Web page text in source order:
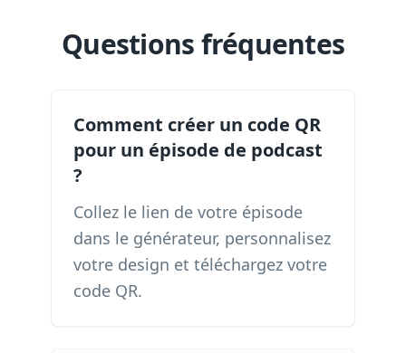
Questions fréquentes
Comment créer un code QR
pour un épisode de podcast
?
Collez le lien de votre épisode
dans le générateur, personnalisez
votre design et téléchargez votre
code QR.